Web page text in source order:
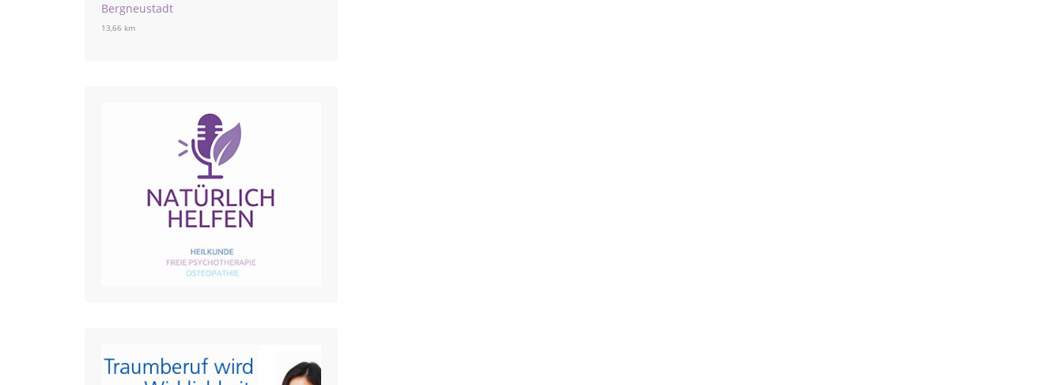
Bergneustadt
13,66 km